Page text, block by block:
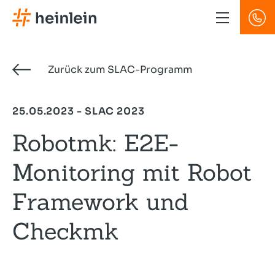
Direkt
zum
Zurück zum SLAC-Programm
25.05.2023 - SLAC 2023
Robotmk: E2E-
Monitoring mit Robot
Framework und
Check­mk